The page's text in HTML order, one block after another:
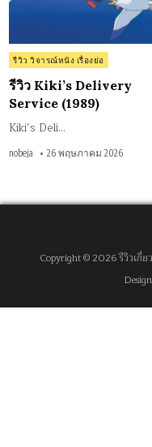
Posted
in
รีวิว วิจารณ์หนัง เรื่องย่อ
รีวิว Kiki’s Delivery
Service (1989)
Kiki’s Deli…
nobeja 26 พฤษภาคม 2026
Copyright © 2026 รีวิวเ